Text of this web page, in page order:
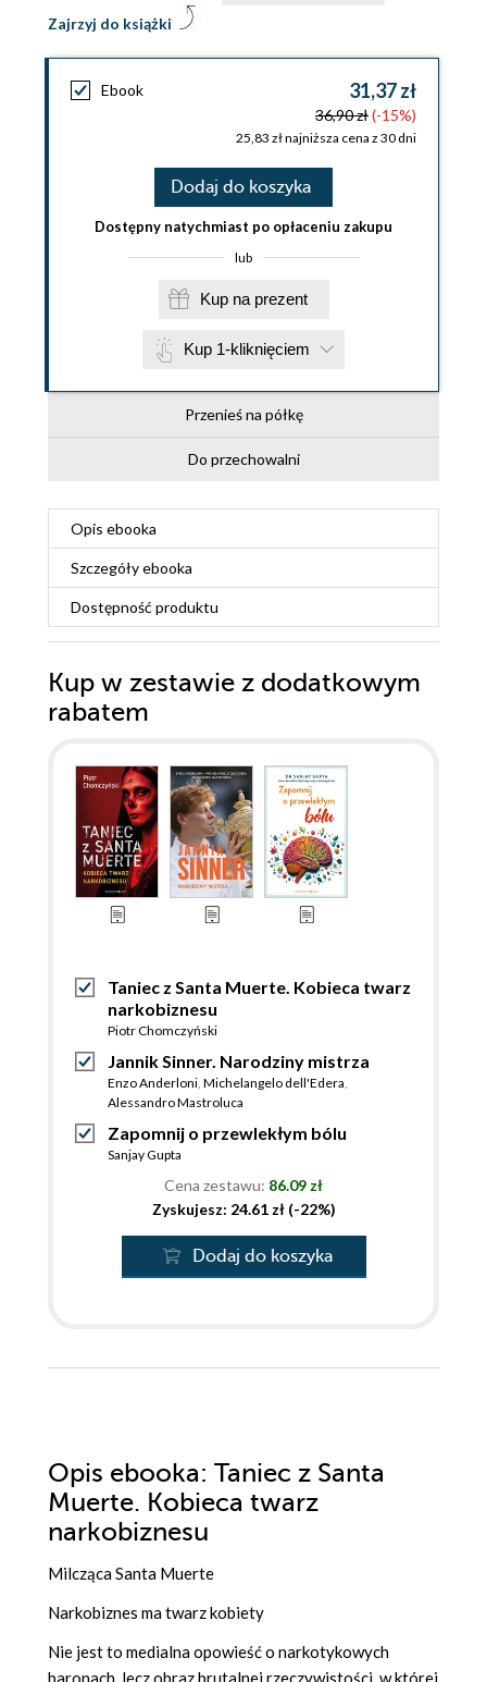
Zajrzyj do książki
Ebook 31,37 zł
36,90 zł(-15%)
25,83 zł najniższa cena z 30 dni
Dodaj do koszyka
Dostępny natychmiast po opłaceniu zakupu
lub
Kup na prezent
Kup 1-kliknięciem
Przenieś na półkę
Do przechowalni
Opis ebooka
Szczegółyebooka
Dostępność produktu
Kup w zestawie z dodatkowym
rabatem
Taniec z Santa Muerte. Kobieca twarz
narkobiznesu
Piotr Chomczyński
Jannik Sinner. Narodziny mistrza
Enzo Anderloni, Michelangelo dell'Edera,
Alessandro Mastroluca
Zapomnij o przewlekłym bólu
Sanjay Gupta
Cena zestawu: 86.09 zł
Zyskujesz: 24.61 zł (-22%)
Dodaj do koszyka
Opis ebooka: Taniec z Santa
Muerte. Kobieca twarz
narkobiznesu
Milcząca Santa Muerte
Narkobiznes ma twarz kobiety
Nie jest to medialna opowieść o narkotykowych
baronach, lecz obraz brutalnej rzeczywistości, w której